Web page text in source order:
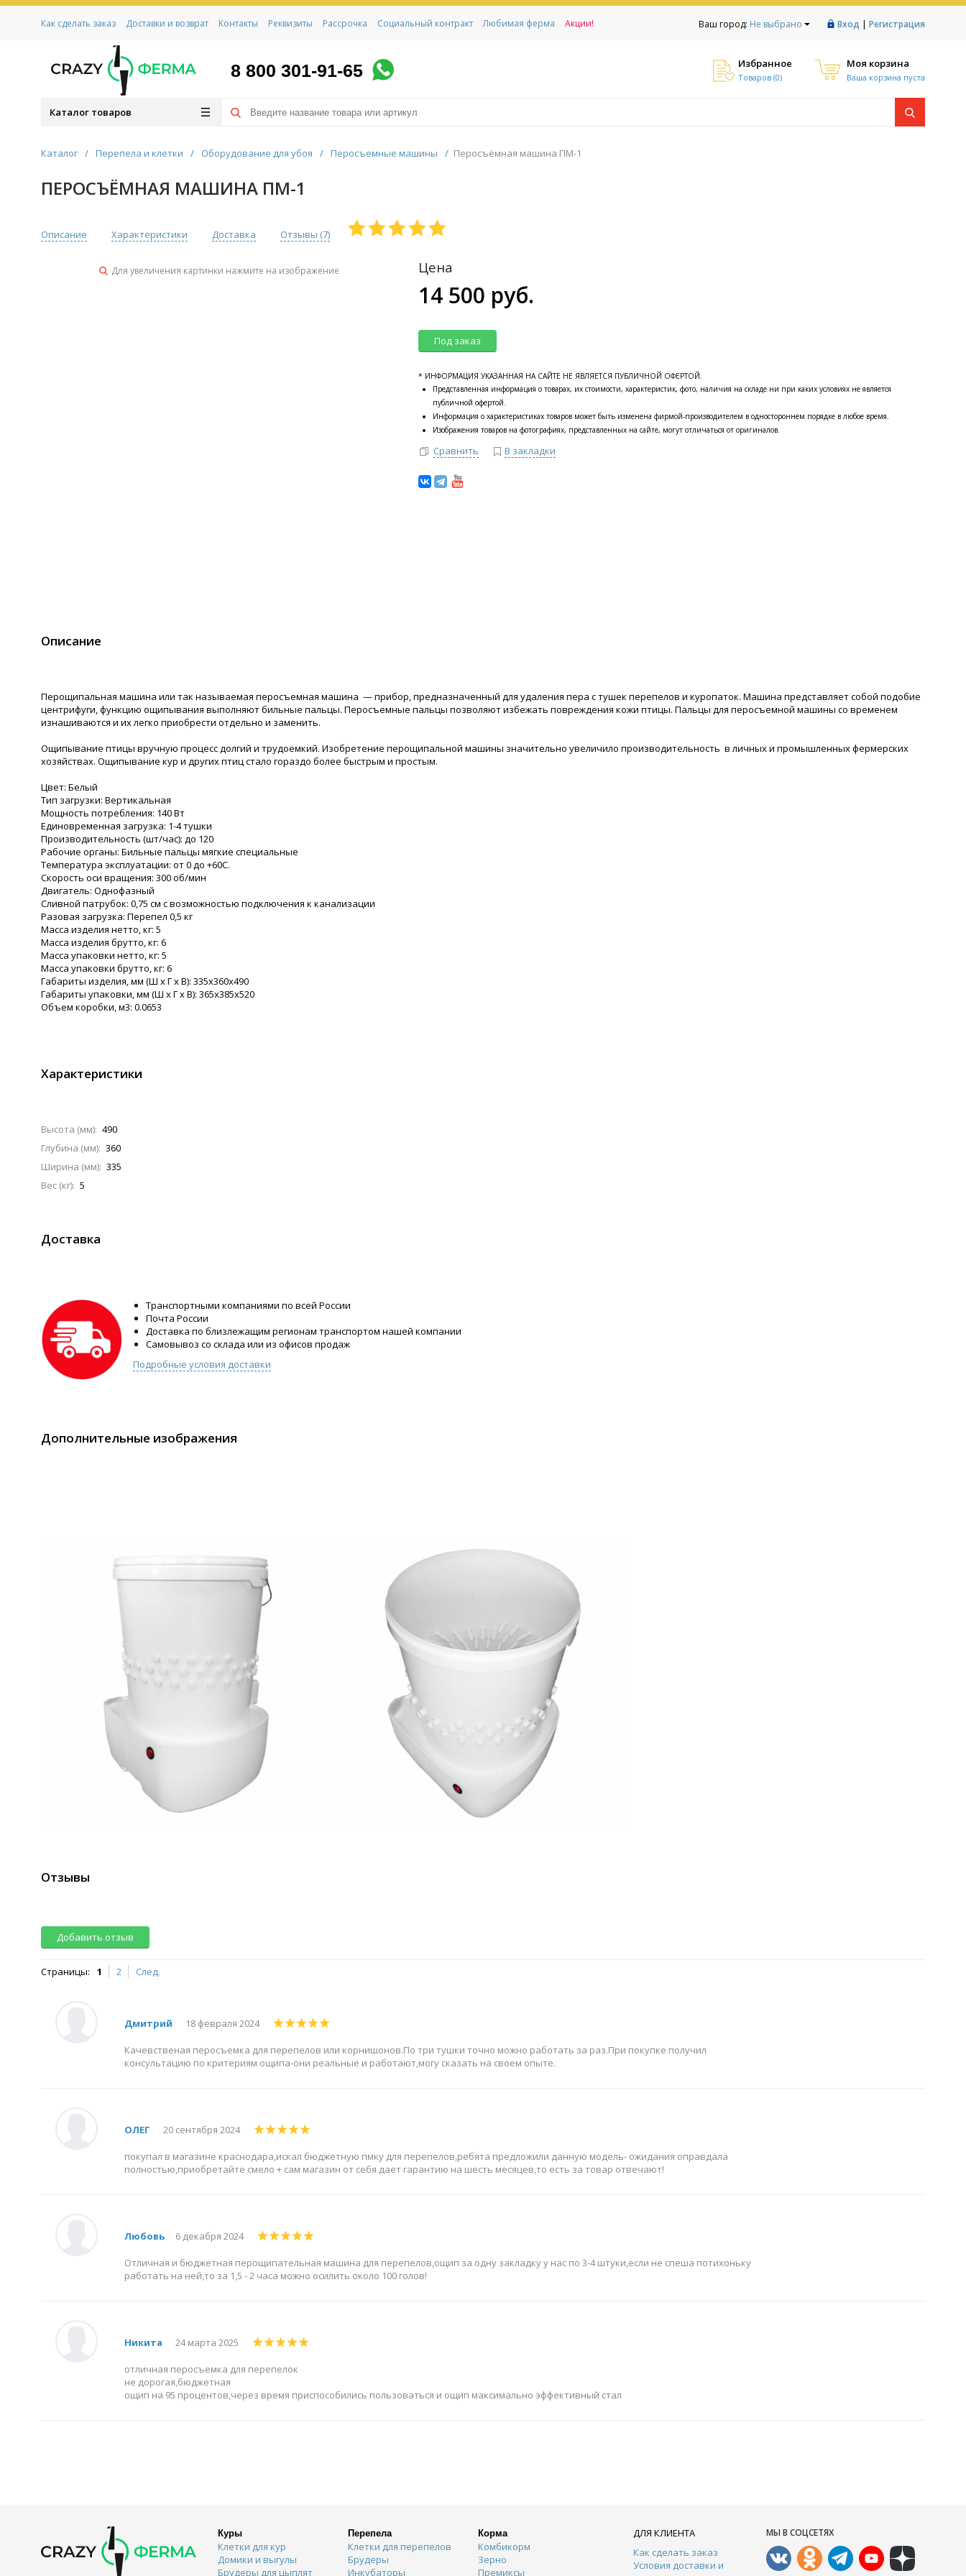
Ваш город: Не выбрано Вход | Регистрация
Как сделать заказ Доставки и возврат Контакты Реквизиты Рассрочка Социальный контракт Любимая ферма Акции!
8 800 301-91-65 Избранное
Товаров (0)
Моя корзина
Ваша корзина пуста
Каталог товаров
Каталог / Перепела и клетки / Оборудование для убоя / Перосъемные машины / Перосъёмная машина ПМ-1
ПЕРОСЪЁМНАЯ МАШИНА ПМ-1
Описание Характеристики Доставка Отзывы (7)
Для увеличения картинки нажмите на изображение Цена
14 500 руб.
Под заказ
* ИНФОРМАЦИЯ УКАЗАННАЯ НА САЙТЕ НЕ ЯВЛЯЕТСЯ ПУБЛИЧНОЙ ОФЕРТОЙ.
Представленная информация о товарах, их стоимости, характеристик, фото, наличия на складе ни при каких условиях не является
публичной офертой.
Информация о характеристиках товаров может быть изменена фирмой-производителем в одностороннем порядке в любое время.
Изображения товаров на фотографиях, представленных на сайте, могут отличаться от оригиналов.
Сравнить В закладки
Описание
Перощипальная машина или так называемая перосъемная машина — прибор, предназначенный для удаления пера с тушек перепелов и куропаток. Машина представляет собой подобие
центрифуги, функцию ощипывания выполняют бильные пальцы. Перосъемные пальцы позволяют избежать повреждения кожи птицы. Пальцы для перосъемной машины со временем
изнашиваются и их легко приобрести отдельно и заменить.
Ощипывание птицы вручную процесс долгий и трудоемкий. Изобретение перощипальной машины значительно увеличило производительность в личных и промышленных фермерских
хозяйствах. Ощипывание кур и других птиц стало гораздо более быстрым и простым.
Цвет: Белый
Тип загрузки: Вертикальная
Мощность потребления: 140 Вт
Единовременная загрузка: 1-4 тушки
Производительность (шт/час): до 120
Рабочие органы: Бильные пальцы мягкие специальные
Температура эксплуатации: от 0 до +60С.
Скорость оси вращения: 300 об/мин
Двигатель: Однофазный
Сливной патрубок: 0,75 см с возможностью подключения к канализации
Разовая загрузка: Перепел 0,5 кг
Масса изделия нетто, кг: 5
Масса изделия брутто, кг: 6
Масса упаковки нетто, кг: 5
Масса упаковки брутто, кг: 6
Габариты изделия, мм (Ш х Г х В): 335х360х490
Габариты упаковки, мм (Ш х Г х В): 365х385х520
Объем коробки, м3: 0.0653
Характеристики
Высота (мм): 490
Глубина (мм): 360
Ширина (мм): 335
Вес (кг): 5
Доставка
Транспортными компаниями по всей России
Почта России
Доставка по близлежащим регионам транспортом нашей компании
Самовывоз со склада или из офисов продаж
Подробные условия доставки
Дополнительные изображения
Отзывы
Добавить отзыв
Страницы: 1 2 След.
Дмитрий 18 февраля 2024
Качевственая перосъемка для перепелов или корнишонов.По три тушки точно можно работать за раз.При покупке получил
консультацию по критериям ощипа-они реальные и работают,могу сказать на своем опыте.
ОЛЕГ 20 сентября 2024
покупал в магазине краснодара,искал бюджетную пмку для перепелов,ребята предложили данную модель- ожидания оправдала
полностью,приобретайте смело + сам магазин от себя дает гарантию на шесть месяцев,то есть за товар отвечают!
Любовь 6 декабря 2024
Отличная и бюджетная перощипательная машина для перепелов,ощип за одну закладку у нас по 3-4 штуки,если не спеша потихоньку
работать на ней,то за 1,5 - 2 часа можно осилить около 100 голов!
Никита 24 марта 2025
отличная перосъемка для перепелок
не дорогая,бюджетная
ощип на 95 процентов,через время приспособились пользоваться и ощип максимально эффективный стал
Куры
Клетки для кур
Домики и выгулы
Брудеры для цыплят
Перепела
Клетки для перепелов
Брудеры
Инкубаторы
Корма
Комбикорм
Зерно
Премиксы
ДЛЯ КЛИЕНТА
Как сделать заказ
Условия доставки и
МЫ В СОЦСЕТЯХ